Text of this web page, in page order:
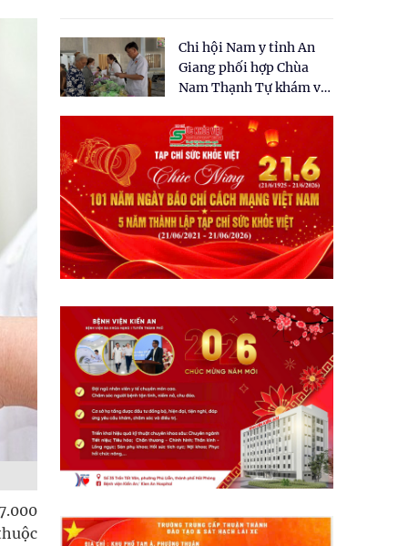
dân tại xã Tân Tập
Chi hội Nam y tỉnh An
Giang phối hợp Chùa
Nam Thạnh Tự khám và
nhân dân